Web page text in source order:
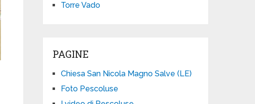
Torre Vado
PAGINE
Chiesa San Nicola Magno Salve (LE)
Foto Pescoluse